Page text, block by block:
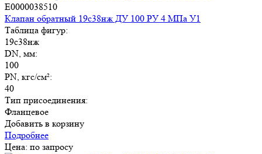
E0000038510
Клапан обратный 19с38нж ДУ 100 РУ 4 МПа У1
Таблица фигур:
19с38нж
DN, мм:
100
PN, кгс/см²:
40
Тип присоединения:
Фланцевое
Добавить в корзину
Подробнее
Цена: по запросу